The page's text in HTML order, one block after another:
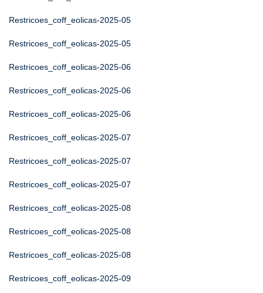
Restricoes_coff_eolicas-2025-05
Restricoes_coff_eolicas-2025-05
Restricoes_coff_eolicas-2025-06
Restricoes_coff_eolicas-2025-06
Restricoes_coff_eolicas-2025-06
Restricoes_coff_eolicas-2025-07
Restricoes_coff_eolicas-2025-07
Restricoes_coff_eolicas-2025-07
Restricoes_coff_eolicas-2025-08
Restricoes_coff_eolicas-2025-08
Restricoes_coff_eolicas-2025-08
Restricoes_coff_eolicas-2025-09